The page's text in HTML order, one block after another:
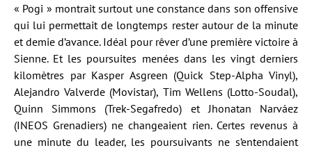
« Pogi » montrait surtout une constance dans son offensive
qui lui permettait de longtemps rester autour de la minute
et demie d’avance. Idéal pour rêver d’une première victoire à
Sienne. Et les poursuites menées dans les vingt derniers
kilomètres par Kasper Asgreen (Quick Step-Alpha Vinyl),
Alejandro Valverde (Movistar), Tim Wellens (Lotto-Soudal),
Quinn Simmons (Trek-Segafredo) et Jhonatan Narváez
(INEOS Grenadiers) ne changeaient rien. Certes revenus à
une minute du leader, les poursuivants ne s’entendaient